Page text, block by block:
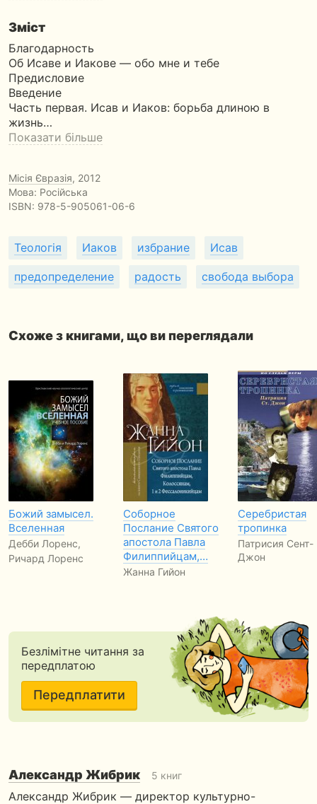
Зміст
Благодарность
Об Исаве и Иакове — обо мне и тебе
Предисловие
Введение
Часть первая. Исав и Иаков: борьба длиною в
жизнь…
Показати більше
Місія Євразія, 2012
Мова: Російська
ISBN: 978-5-905061-06-6
Теологія Иаков избрание Исав
предопределение радость свобода выбора
Схоже з книгами, що ви переглядали
Божий замысел.
Вселенная
Дебби Лоренс,
Ричард Лоренс
Соборное
Послание Святого
апостола Павла
Филиппийцам,…
Жанна Гийон
Серебристая
тропинка
Патрисия Сент-
Джон
Безлімітне читання за
передплатою
Передплатити
Александр Жибрик 5 книг
Александр Жибрик — директор культурно-